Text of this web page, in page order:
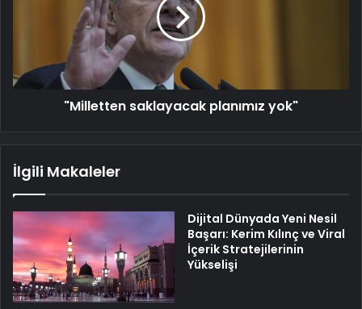
"Milletten saklayacak planımız yok"
İlgili Makaleler
Dijital Dünyada Yeni Nesil
Başarı: Kerim Kılınç ve Viral
İçerik Stratejilerinin
Yükselişi